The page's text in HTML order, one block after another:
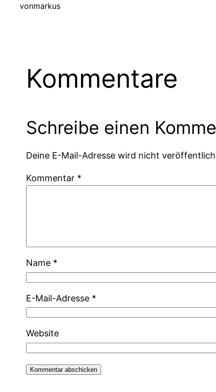
vonmarkus
Kommentare
Schreibe einen
Deine E-Mail-Adresse wird nicht
Kommentar *
Name *
E-Mail-Adresse *
Website